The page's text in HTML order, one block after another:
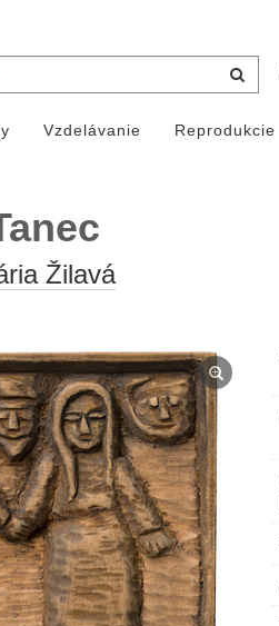
Vzdelávanie Reprodukcie
Žilavá